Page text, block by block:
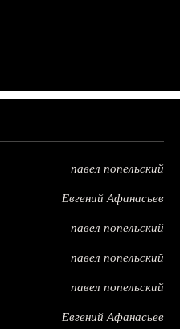
павел попельский
Евгений Афанасьев
павел попельский
павел попельский
павел попельский
Евгений Афанасьев